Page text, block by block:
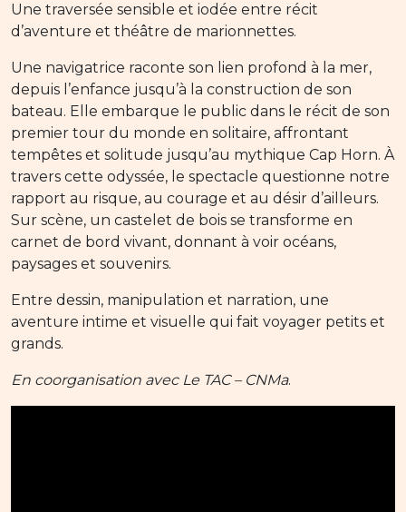
Une traversée sensible et iodée entre récit
d’aventure et théâtre de marionnettes.
Une navigatrice raconte son lien profond à la mer,
depuis l’enfance jusqu’à la construction de son
bateau. Elle embarque le public dans le récit de son
premier tour du monde en solitaire, affrontant
tempêtes et solitude jusqu’au mythique Cap Horn. À
travers cette odyssée, le spectacle questionne notre
rapport au risque, au courage et au désir d’ailleurs.
Sur scène, un castelet de bois se transforme en
carnet de bord vivant, donnant à voir océans,
paysages et souvenirs.
Entre dessin, manipulation et narration, une
aventure intime et visuelle qui fait voyager petits et
grands.
En coorganisation avec Le TAC – CNMa.